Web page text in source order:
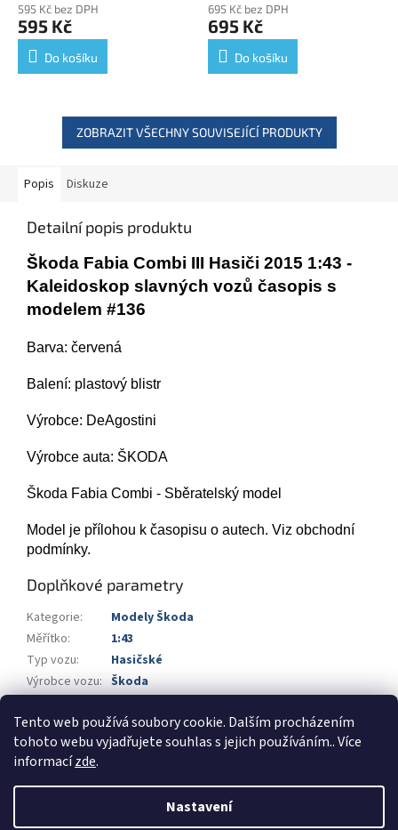
Tento web používá soubory cookie. Dalším procházením
tohoto webu vyjadřujete souhlas s jejich používáním.. Více
informacízde.
Nastavení
595 Kč bez DPH
595 Kč
Do košíku
model
695 Kč bez DPH
695 Kč
Do košíku
ZOBRAZIT VŠECHNY SOUVISEJÍCÍ PRODUKTY
Popis Diskuze
Detailní popis produktu
Škoda Fabia Combi III Hasiči 2015 1:43 -
Kaleidoskop slavných vozů časopis s
modelem #136
Barva: červená
Balení: plastový blistr
Výrobce: DeAgostini
Výrobce auta: ŠKODA
Škoda Fabia Combi - Sběratelský model
Model je přílohou k časopisu o autech. Viz obchodní
podmínky.
Doplňkové parametry
Kategorie:
Modely Škoda
Měřítko:
1:43
Typ vozu:
Hasičské
Výrobce vozu: Škoda
Barva: červená
Vytvořil Shoptet